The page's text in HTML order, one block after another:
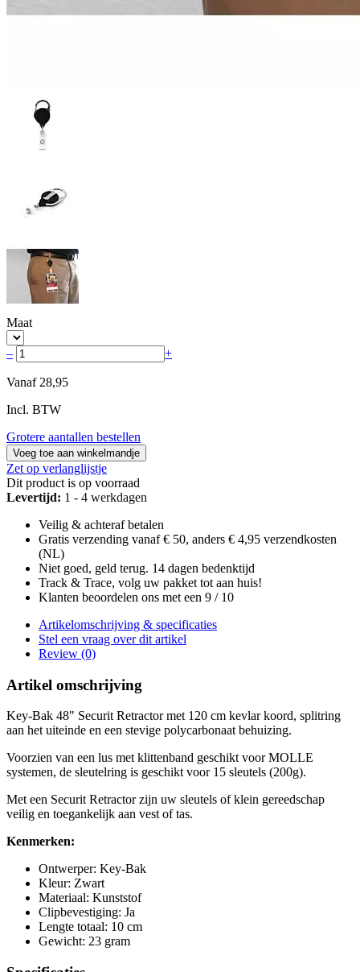
Maat
– +
Vanaf 28,95
Incl. BTW
Grotere aantallen bestellen
Voeg toe aan winkelmandje
Zet op verlanglijstje
Dit product is op voorraad
Levertijd: 1 - 4 werkdagen
Veilig & achteraf betalen
Gratis verzending vanaf € 50, anders € 4,95 verzendkosten
(NL)
Niet goed, geld terug. 14 dagen bedenktijd
Track & Trace, volg uw pakket tot aan huis!
Klanten beoordelen ons met een 9 / 10
Artikelomschrijving & specificaties
Stel een vraag over dit artikel
Review (0)
Artikel omschrijving
Key-Bak 48" Securit Retractor met 120 cm kevlar koord, splitring
aan het uiteinde en een stevige polycarbonaat behuizing.
Voorzien van een lus met klittenband geschikt voor MOLLE
systemen, de sleutelring is geschikt voor 15 sleutels (200g).
Met een Securit Retractor zijn uw sleutels of klein gereedschap
veilig en toegankelijk aan vest of tas.
Kenmerken:
Ontwerper: Key-Bak
Kleur: Zwart
Materiaal: Kunststof
Clipbevestiging: Ja
Lengte totaal: 10 cm
Gewicht: 23 gram